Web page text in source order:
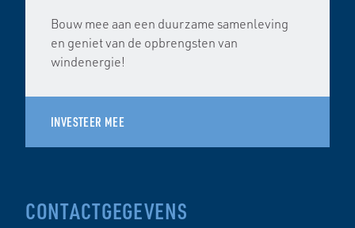
Bouw mee aan een duurzame samenleving
en geniet van de opbrengsten van
windenergie!
INVESTEER MEE
CONTACTGEGEVENS